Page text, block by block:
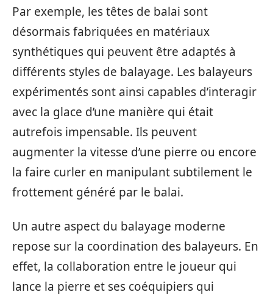
Par exemple, les têtes de balai sont
désormais fabriquées en matériaux
synthétiques qui peuvent être adaptés à
différents styles de balayage. Les balayeurs
expérimentés sont ainsi capables d’interagir
avec la glace d’une manière qui était
autrefois impensable. Ils peuvent
augmenter la vitesse d’une pierre ou encore
la faire curler en manipulant subtilement le
frottement généré par le balai.
Un autre aspect du balayage moderne
repose sur la coordination des balayeurs. En
effet, la collaboration entre le joueur qui
lance la pierre et ses coéquipiers qui